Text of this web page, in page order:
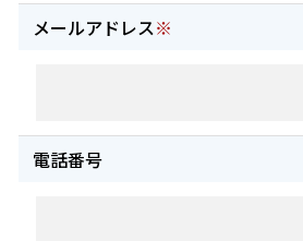
メールアドレス※
電話番号